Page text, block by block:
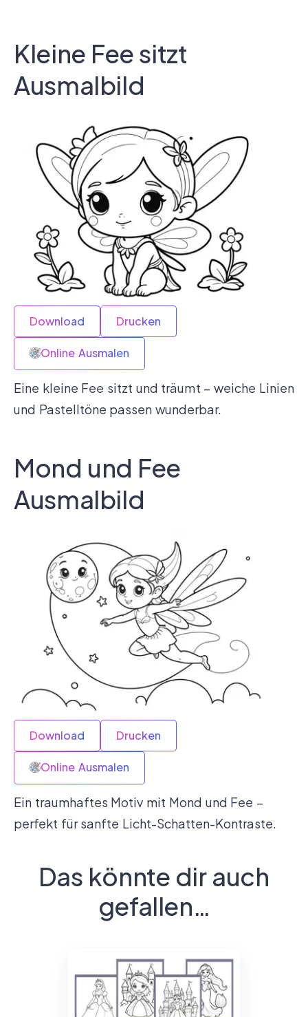
Kleine Fee sitzt
Ausmalbild
Download Drucken
Online Ausmalen
Eine kleine Fee sitzt und träumt – weiche Linien
und Pastelltöne passen wunderbar.
Mond und Fee
Ausmalbild
Download Drucken
Online Ausmalen
Ein traumhaftes Motiv mit Mond und Fee –
perfekt für sanfte Licht-Schatten-Kontraste.
Das könnte dir auch
gefallen…